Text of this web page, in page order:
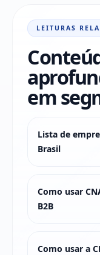
LEITURAS
em
Lista de
Brasil
Como usar
B2B
Como usar a